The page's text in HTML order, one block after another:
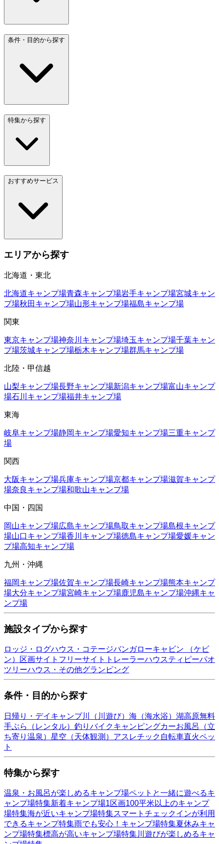
条件・目的から探す
特集から探す
おすすめサービス
エリアから探す
北海道・東北
北海道キャンプ場青森キャンプ場岩手キャンプ場宮城キャン
プ場秋田 キャンプ場山形キャンプ場福島キャンプ場
関東
東京キャンプ場神奈川 キャンプ場埼玉キャンプ場千葉キャン
プ場茨城キャンプ場栃木キャンプ場群馬キャンプ場
北陸・甲信越
山梨キャンプ場長野キャンプ場新潟キャンプ場富山キャンプ
場石川 キャンプ場福井キャンプ場
東海
岐阜キャンプ場静岡キャンプ場愛知キャンプ場三重キャンプ
場
関西
大阪キャンプ場兵庫キャンプ場京都キャンプ場滋賀キャンプ
場奈良 キャンプ場和歌山キャンプ場
中国・四国
岡山キャンプ場広島キャンプ場鳥取キャンプ場島根キャンプ
場山口キャンプ場香川 キャンプ場徳島キャンプ場愛媛キャン
プ場高知キャンプ場
九州・沖縄
福岡キャンプ場佐賀キャンプ場長崎キャンプ場熊本キャンプ
場大分キャンプ場宮崎キャンプ場鹿児島キャンプ場沖縄キャ
ンプ場
施設タイプから探す
ロッジ・ログハウス・コテージバンガローキャビン （ケビ
ン）
区画サイト フリーサイト トレーラーハウスティピーパオ
ツリーハウス・その他グランピング
条件・目的から探す
日帰り・デイキャンプ川（川遊び） 海（海水浴） 湖高原無料
手ぶら（レンタル） 釣り バイクキャンピングカーお風呂（立
ち寄り温泉） 星空（天体観測） アスレチック 自転車直火ペッ
ト
特集から探す
温泉・お風呂が楽しめるキャンプ場ペットと一緒に遊べるキ
ャンプ場特集新着キャンプ場1区画100平米以上のキャンプ
場特集海が近いキャンプ場特集スマートチェックインが利用
できるキャンプ特集雨でも安心！キャンプ場特集夏休みキャ
ンプ場特集標高が高いキャンプ場特集川遊びが楽しめるキャ